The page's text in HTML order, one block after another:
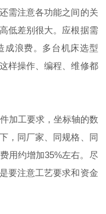
需注意各功能之间的关
低差别很大。应根据需
成浪费。多台机床选型
样操作、编程、维修都
加工要求，坐标轴的数
，同厂家、同规格、同
用约增加35%左右。尽
要注意工艺要求和资金